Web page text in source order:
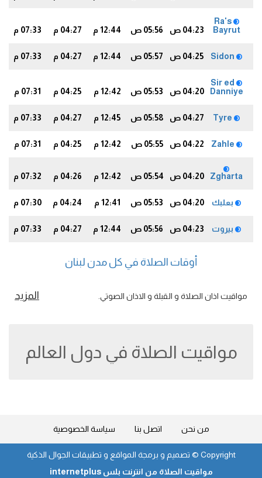
Ra's
Bayrut
04:23 ص 05:56 ص 12:44 م 04:27 م 07:33 م
04:25 ص 05:57 ص 12:44 م 04:27 م 07:33 م
Sir ed
Danniye
04:20 ص 05:53 ص 12:42 م 04:25 م 07:31 م
04:27 ص 05:58 ص 12:45 م 04:27 م 07:33 م
04:22 ص 05:55 ص 12:42 م 04:25 م 07:31 م
Zgharta 04:20 ص 05:54 ص 12:42 م 04:26 م 07:32 م
بعلبك 04:20 ص 05:53 ص 12:41 م 04:24 م 07:30 م
بيروت 04:23 ص 05:56 ص 12:44 م 04:27 م 07:33 م
أوقات الصلاة في كل مدن لبنان
مواقيت اذان الصلاة و القبلة و الاذان الصوتي. المزيد
مواقيت الصلاة في دول العالم
من نحن اتصل بنا سياسة الخصوصية
Copyright ©
تصميم و برمجة المواقع و تطبيقات الجوال الذكية
مواقيت الصلاة من انترنت بلس internetplus